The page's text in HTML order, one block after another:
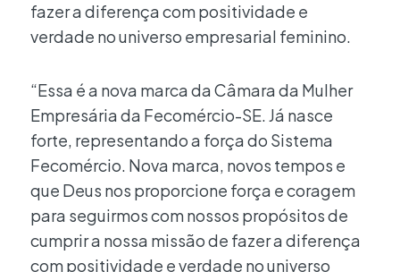
fazer a diferença com positividade e
verdade no universo empresarial feminino.
“Essa é a nova marca da Câmara da Mulher
Empresária da Fecomércio-SE. Já nasce
forte, representando a força do Sistema
Fecomércio. Nova marca, novos tempos e
que Deus nos proporcione força e coragem
para seguirmos com nossos propósitos de
cumprir a nossa missão de fazer a diferença
com positividade e verdade no universo